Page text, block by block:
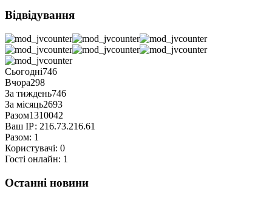
Відвідування
Сьогодні746
Вчора298
За тиждень746
За місяць2693
Разом1310042
Ваш ІР: 216.73.216.61
Разом: 1
Користувачі: 0
Гості онлайн: 1
Останні новини